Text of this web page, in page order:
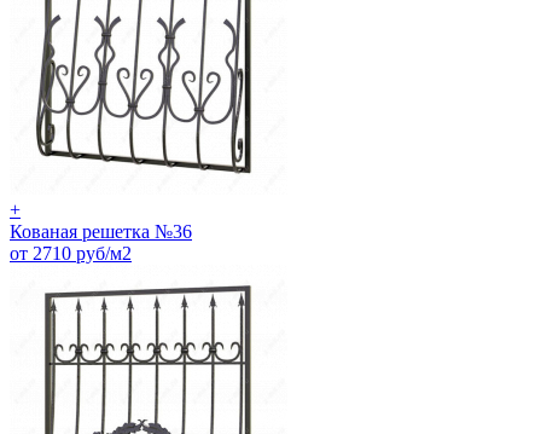
+
Кованая решетка №36
от 2710 руб/м2